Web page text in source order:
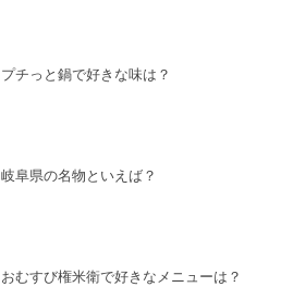
プチっと鍋で好きな味は？
岐阜県の名物といえば？
おむすび権米衛で好きなメニューは？